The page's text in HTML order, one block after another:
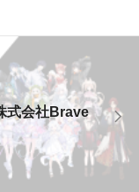
式会社Brave